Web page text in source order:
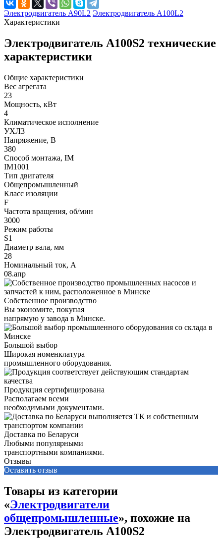
Электродвигатель А90L2 Электродвигатель А100L2
Характеристики
Электродвигатель А100S2 технические
характеристики
Общие характеристики
Вес агрегата
23
Мощность, кВт
4
Климатическое исполнение
УХЛ3
Напряжение, В
380
Способ монтажа, IM
IM1001
Тип двигателя
Общепромышленный
Класс изоляции
F
Частота вращения, об/мин
3000
Режим работы
S1
Диаметр вала, мм
28
Номинальный ток, А
08.апр
Собственное производство
Вы экономите, покупая
напрямую у завода в Минске.
Большой выбор
Широкая номенклатура
промышленного оборудования.
Продукция сертифицирована
Располагаем всеми
необходимыми документами.
Доставка по Беларуси
Любыми популярными
транспортными компаниями.
Отзывы
Оставить отзыв
Товары из категории
«Электродвигатели
общепромышленные», похожие на
Электродвигатель А100S2